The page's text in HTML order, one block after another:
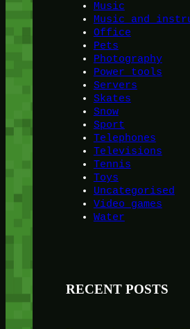
Music
Music and
Office
Pets
Photography
Power tools
Servers
Skates
Snow
Sport
Telephones
Televisions
Tennis
Toys
Uncategorised
Video games
Water
RECENT POSTS